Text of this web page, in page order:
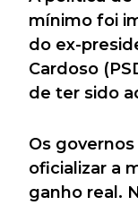
mínimo foi
do ex-
Cardoso
de ter sido
Os
oficializar a
ganho real.